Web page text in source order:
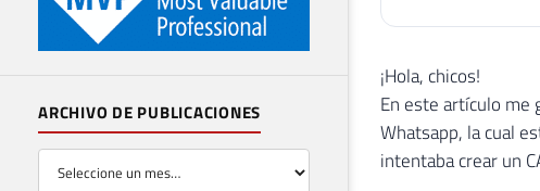
ARCHIVO DE PUBLICACIONES
¡Hola, chicos!
En este artículo me
Whatsapp, la cual
intentaba crear un